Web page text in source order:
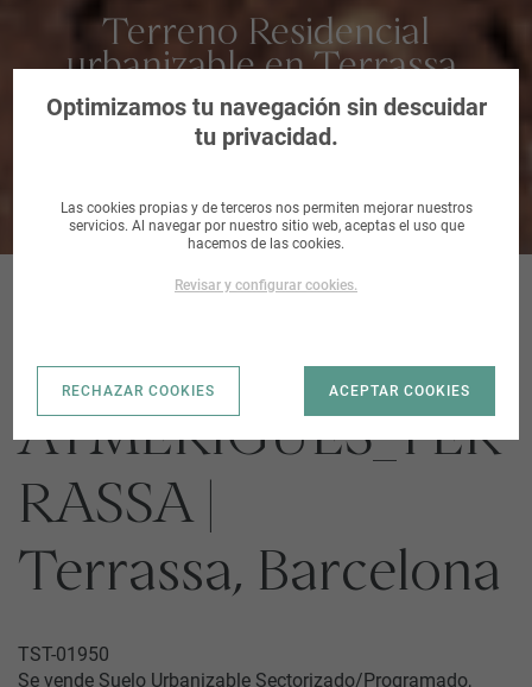
Terreno Residencial
urbanizable en Terrassa,
Barcelona
LES
AYMERIGUES_TER
RASSA |
Terrassa, Barcelona
TST-01950
Se vende Suelo Urbanizable Sectorizado/Programado,
Optimizamos tu navegación sin descuidar
tu privacidad.
Las cookies propias y de terceros nos permiten mejorar nuestros
servicios. Al navegar por nuestro sitio web, aceptas el uso que
hacemos de las cookies.
Revisar y configurar cookies.
RECHAZAR COOKIES ACEPTAR COOKIES